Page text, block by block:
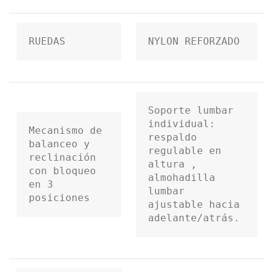
RUEDAS NYLON REFORZADO
Mecanismo de
balanceo y
reclinación
con bloqueo
en 3
posiciones
Soporte lumbar
individual:
respaldo
regulable en
altura ,
almohadilla
lumbar
ajustable hacia
adelante/atrás.